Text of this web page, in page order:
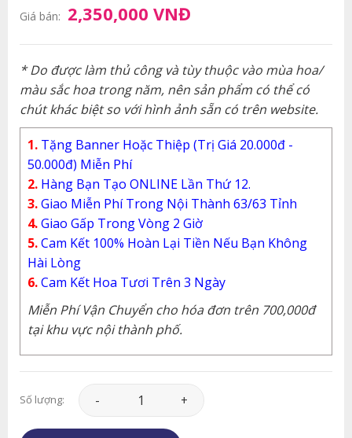
Giá bán: 2,350,000 VNĐ
* Do được làm thủ công và tùy thuộc vào mùa hoa/
màu sắc hoa trong năm, nên sản phẩm có thể có
chút khác biệt so với hình ảnh sẵn có trên website.
1. Tặng Banner Hoặc Thiệp (Trị Giá 20.000đ -
50.000đ) Miễn Phí
2. Hàng Bạn Tạo ONLINE Lần Thứ 12.
3.Giao Miễn Phí Trong Nội Thành 63/63 Tỉnh
4.Giao Gấp Trong Vòng 2 Giờ
5.Cam Kết 100% Hoàn Lại Tiền Nếu Bạn Không
Hài Lòng
6.Cam Kết Hoa Tươi Trên 3 Ngày
Miễn Phí Vận Chuyển cho hóa đơn trên 700,000đ
tại khu vực nội thành phố.
Số lượng: Hoa Khai Trương - HKT047 số lượng